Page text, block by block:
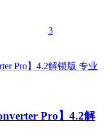
3
Pro】4.2解